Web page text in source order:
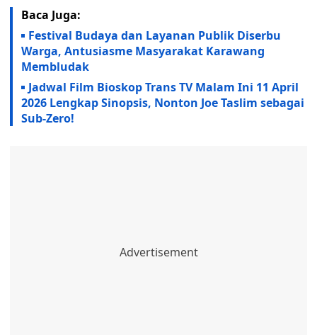
Baca Juga:
Festival Budaya dan Layanan Publik Diserbu
Warga, Antusiasme Masyarakat Karawang
Membludak
Jadwal Film Bioskop Trans TV Malam Ini 11 April
2026 Lengkap Sinopsis, Nonton Joe Taslim sebagai
Sub-Zero!